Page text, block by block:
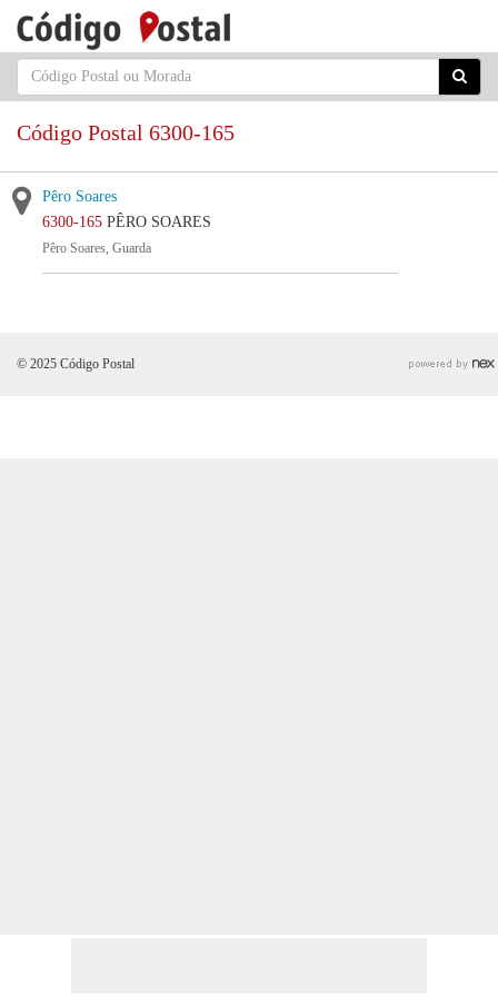
Código Postal 6300-165
Pêro Soares
6300-165 PÊRO SOARES
Pêro Soares, Guarda
© 2025 Código Postal